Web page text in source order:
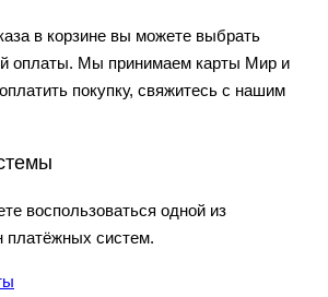
в корзине вы можете выбрать
оплаты. Мы принимаем карты Мир и
покупку, свяжитесь с нашим
воспользоваться одной из
платёжных систем.